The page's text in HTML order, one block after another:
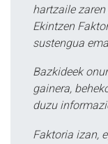
hartzaile
Ekintzen
sustengua
Bazkideek
gainera,
duzu
Faktoria izan,